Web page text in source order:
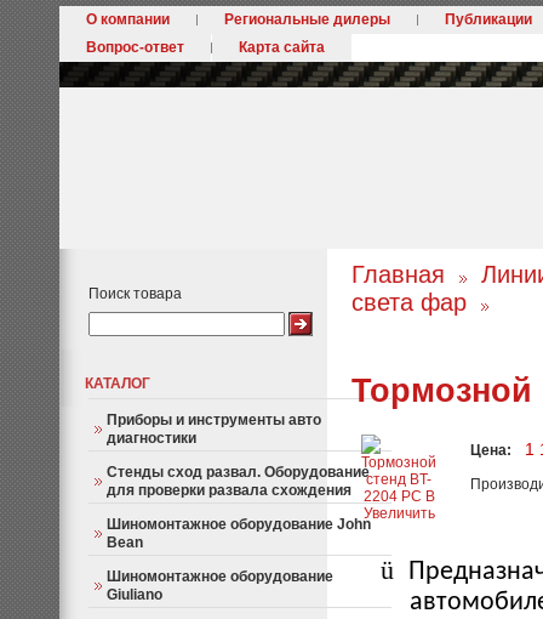
О компании Региональные дилеры
Публикации
Вопрос-ответ
Карта сайта
Поиск товара
КАТАЛОГ
Приборы и инструменты авто
диагностики
Стенды сход развал. Оборудование
для проверки развала схождения
Шиномонтажное оборудование John
Bean
Шиномонтажное оборудование
Giuliano
Главная
света фар
Тормозной
Увеличить
Цена: 1
ü